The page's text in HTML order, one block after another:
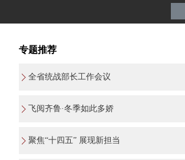
专题推荐
全省统战部长工作会议
飞阅齐鲁·冬季如此多娇
聚焦“十四五” 展现新担当